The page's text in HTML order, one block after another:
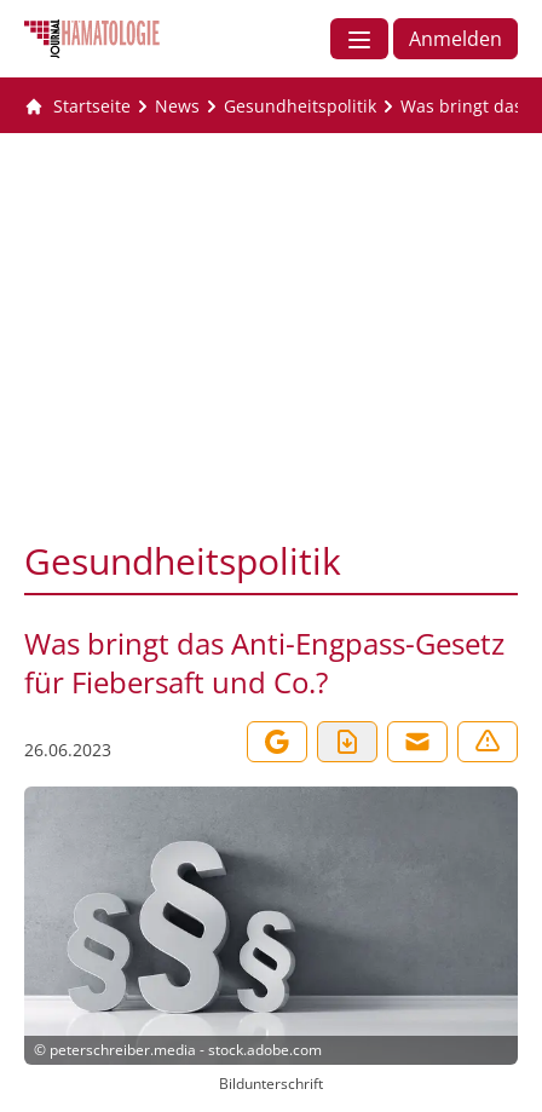
Anmelden
Startseite News Gesundheitspolitik Was bringt das
Gesundheitspolitik
Was bringt das Anti-Engpass-Gesetz
für Fiebersaft und Co.?
26.06.2023
© peterschreiber.media - stock.adobe.com
Bildunterschrift